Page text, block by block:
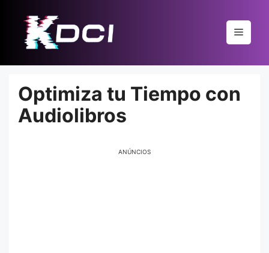
conteúdo
Menu
Optimiza tu Tiempo con
Audiolibros
ANÚNCIOS